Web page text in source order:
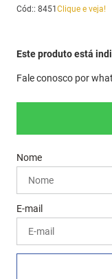
Cód:: 8451 Clique e veja!
Este produto está
Fale conosco por